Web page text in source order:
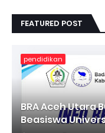
FEATURED POST
pendidikan
BRA Aceh Utara
Beasiswa